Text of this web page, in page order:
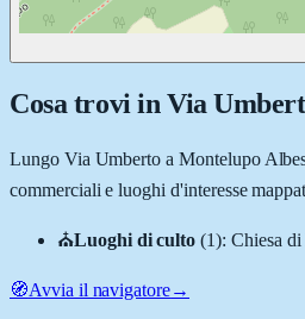
Cosa trovi in Via
Lungo Via Umberto aMontelupo
commerciali e luoghi d'interesse
⛪Luoghi di culto (1): Chiesa
🧭Avvia il navigatore→